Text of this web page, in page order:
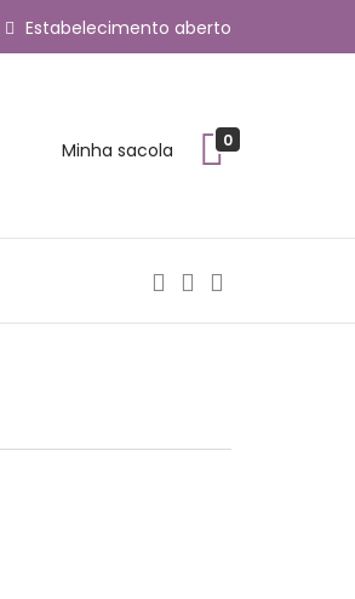
Estabelecimento aberto
Minha sacola 0